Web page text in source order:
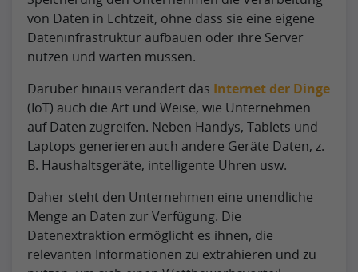
von Daten in Echtzeit, ohne dass sie eine eigene
Dateninfrastruktur aufbauen oder ihre Server
nutzen und warten müssen.
Darüber hinaus verändert das Internet der Dinge
(IoT) auch die Art und Weise, wie Unternehmen
auf Daten zugreifen. Neben Handys, Tablets und
Laptops generieren auch andere Geräte Daten, z.
B. Haushaltsgeräte, intelligente Uhren usw.
Daher steht den Unternehmen eine unendliche
Menge an Daten zur Verfügung. Die
Datenextraktion ermöglicht es ihnen, die
relevanten Informationen zu extrahieren und zu